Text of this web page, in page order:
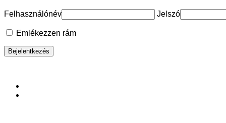
Felhasználónév Jelszó
Emlékezzen rám